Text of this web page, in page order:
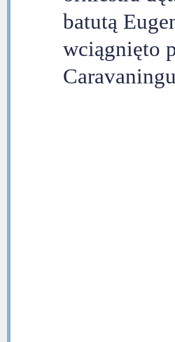
batutą
wciągnięto